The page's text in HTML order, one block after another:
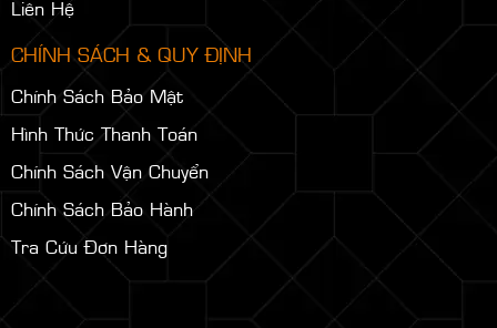
Liên Hệ
CHÍNH SÁCH & QUY ĐỊNH
Chính Sách Bảo Mật
Hình Thức Thanh Toán
Chính Sách Vận Chuyển
Chính Sách Bảo Hành
Tra Cứu Đơn Hàng